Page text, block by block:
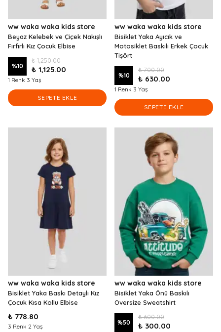
ww waka waka kids store
Beyaz Kelebek ve Çiçek Nakışlı
Fırfırlı Kız Çocuk Elbise
%10
₺ 1,250.00
₺ 1,125.00
1 Renk 3 Yaş
SEPETE EKLE
ww waka waka kids store
Bisiklet Yaka Ayıcık ve
Motosiklet Baskılı Erkek Çocuk
Tişört
%10
₺ 700.00
₺ 630.00
1 Renk 3 Yaş
SEPETE EKLE
ww waka waka kids store
Bisiklet Yaka Baskı Detaylı Kız
Çocuk Kısa Kollu Elbise
₺ 778.80
3 Renk 2 Yaş
ww waka waka kids store
Bisiklet Yaka Önü Baskılı
Oversize Sweatshirt
%50
₺ 600.00
₺ 300.00